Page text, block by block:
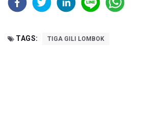
TAGS: TIGA GILI LOMBOK